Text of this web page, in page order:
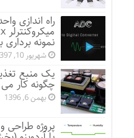
نمونه
شهریور 10, 1397
یک منبع
چگونه کار
بهمن 6, 1396
پروژه طراحی